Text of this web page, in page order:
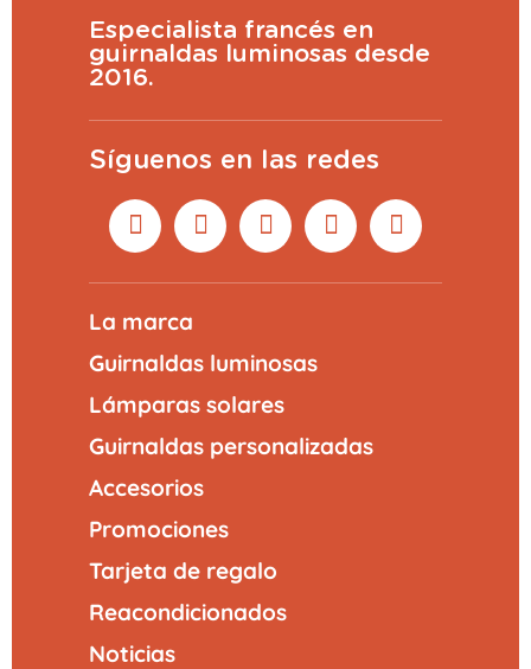
Especialista francés en
guirnaldas luminosas desde
2016.
Síguenos en las redes
La marca
Guirnaldas luminosas
Lámparas solares
Guirnaldas personalizadas
Accesorios
Promociones
Tarjeta de regalo
Reacondicionados
Noticias